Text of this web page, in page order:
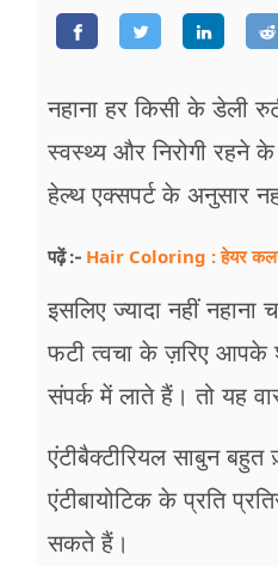
रिलेशनशिप
सेहत
ब्‍यूटी
शिक्षा
अन्य खबरें
नहाना हर किसी के डेली
स्वस्थ्य और निरोगी रहने
हेल्थ एक्सपर्ट के अनुसार
पढ़ें :- Hair Coloring : हेयर कलर
इसलिए ज्यादा नहीं
फटी त्वचा के ज़रिए आपके
संपर्क में लाते हैं। तो यह
एंटीबैक्टीरियल साबुन
एंटीबायोटिक के प्रति
सकते हैं।